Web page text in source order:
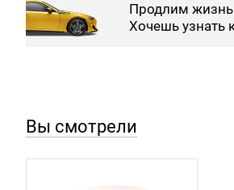
Продлим
Хочешь узнать
Вы смотрели